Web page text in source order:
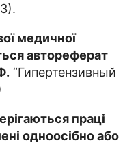
медичної
автореферат
“Гипертензивный
праці
одноосібно або